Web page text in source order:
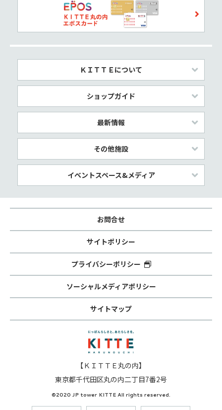
ＫＩＴＴＥについて
ショップガイド
最新情報
その他施設
イベントスペース&メディア
お問合せ
サイトポリシー
プライバシーポリシー
ソーシャルメディアポリシー
サイトマップ
【ＫＩＴＴＥ丸の内】
東京都千代田区丸の内二丁目7番2号
©2020 JP tower KITTE All rights reserved.